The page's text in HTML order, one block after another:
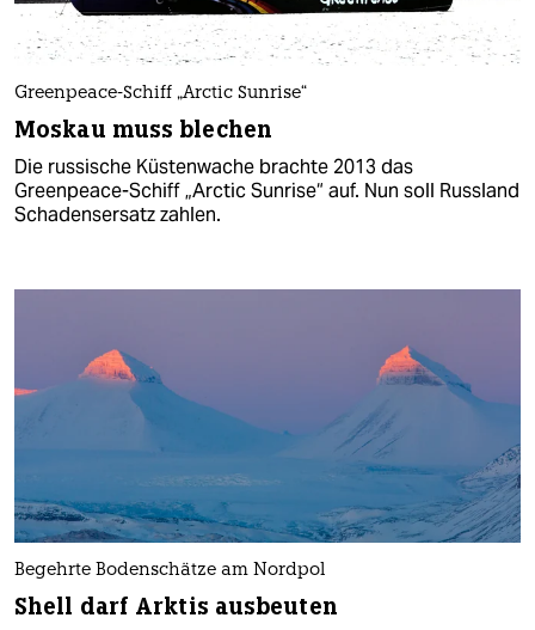
Greenpeace-Schiff „Arctic Sunrise“
Moskau muss blechen
Die russische Küstenwache brachte 2013 das
Greenpeace-Schiff „Arctic Sunrise“ auf. Nun soll Russland
Schadensersatz zahlen.
Begehrte Bodenschätze am Nordpol
Shell darf Arktis ausbeuten